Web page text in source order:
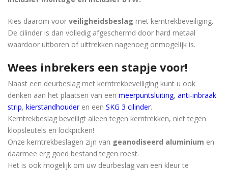
Kies daarom voor veiligheidsbeslag met kerntrekbeveiliging.
De cilinder is dan volledig afgeschermd door hard metaal
waardoor uitboren of uittrekken nagenoeg onmogelijk is.
Wees inbrekers een stapje voor!
Naast een deurbeslag met kerntrekbeveiliging kunt u ook
denken aan het plaatsen van een meerpuntsluiting, anti-inbraak
strip, kierstandhouderen een SKG 3 cilinder.
Kerntrekbeslag beveiligt alleen tegen kerntrekken, niet tegen
klopsleutels en lockpicken!
Onze kerntrekbeslagen zijn van geanodiseerd aluminium en
daarmee erg goed bestand tegen roest.
Het is ook mogelijk om uw deurbeslag van een kleur te